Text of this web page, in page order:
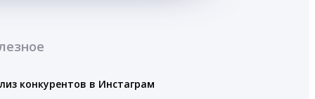
конкурентов в Инстаграм